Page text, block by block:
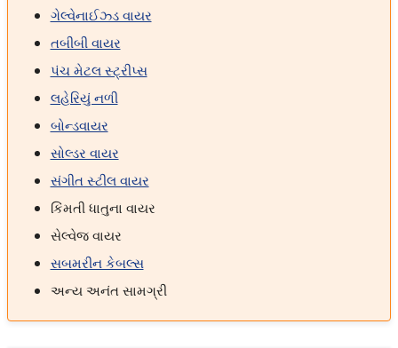
ગેલ્વેનાઈઝ્ડ વાયર
તબીબી વાયર
પંચ મેટલ સ્ટ્રીપ્સ
લહેરિયું નળી
બોન્ડવાયર
સોલ્ડર વાયર
સંગીત સ્ટીલ વાયર
કિંમતી ધાતુના વાયર
સેલ્વેજ વાયર
સબમરીન કેબલ્સ
અન્ય અનંત સામગ્રી